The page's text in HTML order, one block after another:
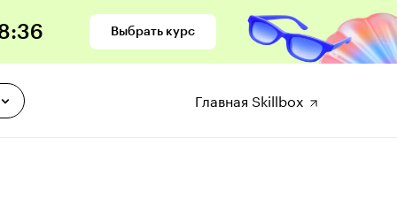
:35 Выбрать курс
Главная Skillbox